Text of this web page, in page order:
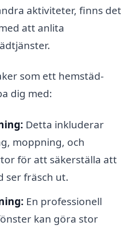
aktiviteter, finns det
att anlita
som ett hemstäd-
dig med:
Detta inkluderar
moppning, och
för att säkerställa att
ser fräsch ut.
En professionell
kan göra stor